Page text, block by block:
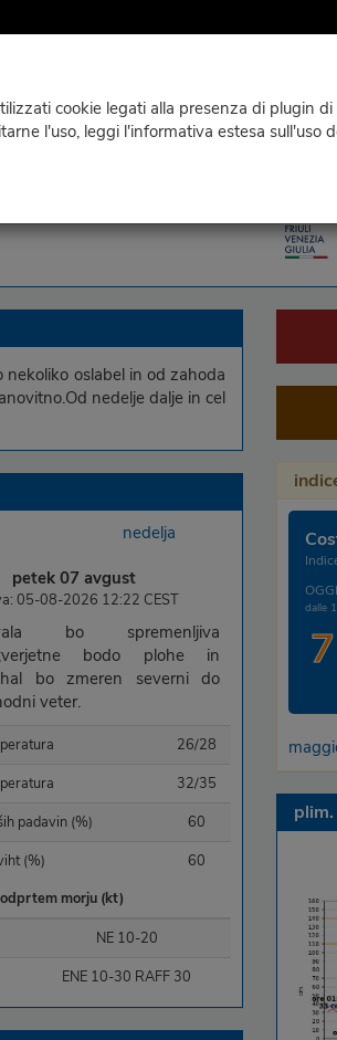
cookie legati alla presenza di plugin
l'uso, leggi l'informativa estesa sull'uso
oslabel in od zahoda
nedelje dalje in cel
nedelja
petek 07 avgust
05-08-2026 12:22 CEST
bo spremenljiva
bodo plohe in
bo zmeren severni do
veter.
26/28
32/35
padavin (%)
60
(%)
60
morju (kt)
NE 10-20
ENE 10-30 RAFF 30
OGGI
dalle
7